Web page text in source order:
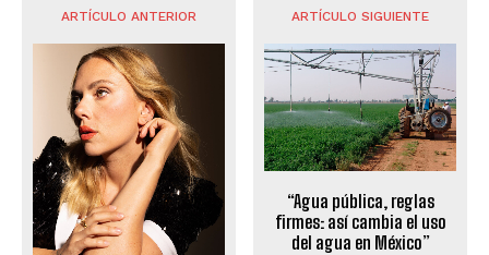
ARTÍCULO ANTERIOR ARTÍCULO SIGUIENTE
“Agua pública, reglas
firmes: así cambia el uso
del agua en México”